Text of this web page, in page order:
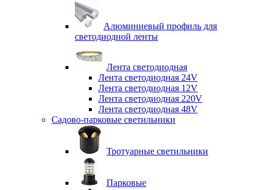
Алюминиевый профиль для
светодиодной ленты
Лента светодиодная
Лента светодиодная 24V
Лента светодиодная 12V
Лента светодиодная 220V
Лента светодиодная 48V
Садово-парковые светильники
Тротуарные светильники
Парковые